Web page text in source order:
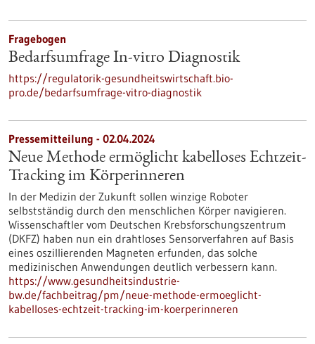
Fragebogen
Bedarfsumfrage In-vitro Diagnostik
https://regulatorik-gesundheitswirtschaft.bio-
pro.de/bedarfsumfrage-vitro-diagnostik
Pressemitteilung - 02.04.2024
Neue Methode ermöglicht kabelloses Echtzeit-
Tracking im Körperinneren
In der Medizin der Zukunft sollen winzige Roboter
selbstständig durch den menschlichen Körper navigieren.
Wissenschaftler vom Deutschen Krebsforschungszentrum
(DKFZ) haben nun ein drahtloses Sensorverfahren auf Basis
eines oszillierenden Magneten erfunden, das solche
medizinischen Anwendungen deutlich verbessern kann.
https://www.gesundheitsindustrie-
bw.de/fachbeitrag/pm/neue-methode-ermoeglicht-
kabelloses-echtzeit-tracking-im-koerperinneren